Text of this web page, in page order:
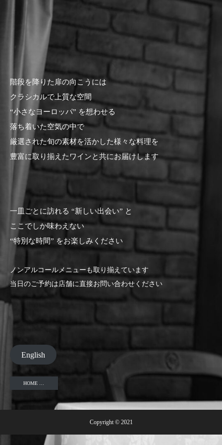
階段を降りた扉の向こうには
クラシカルで上質な空間
“小さなヨーロッパ” を想わせる
落ち着いた空気の中で
厳選された旬の素材を活かした様々な料理を
豊富に取り揃えたワインと共にお届けします
一皿ごとに訪れる “新しい出会い” と
ここでしか味わえない
“特別な時間” をお楽しみください
ノンアルコールメニューも取り揃えています
当日のご予約は店舗に直接お問い合わせください
English
HOME …
Copyright © 2021